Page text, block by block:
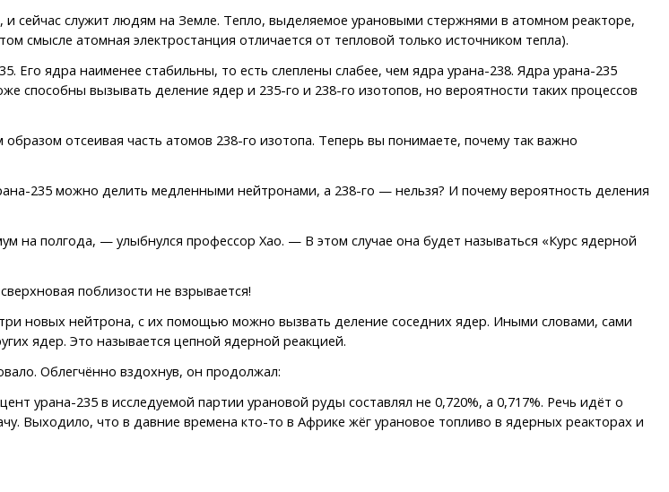
сейчас служит людям на Земле. Тепло, выделяемое урановыми стержнями в атомном реакторе,
смысле атомная электростанция отличается от тепловой только источником тепла).
ядра наименее стабильны, то есть слеплены слабее, чем ядра урана-238. Ядра урана-235
вызывать деление ядер и 235-го и 238-го изотопов, но вероятности таких процессов
отсеивая часть атомов 238-го изотопа. Теперь вы понимаете, почему так важно
235 можно делить медленными нейтронами, а 238-го — нельзя? И почему вероятность деления
на полгода, — улыбнулся профессор Хао. — В этом случае она будет называться «Курс ядерной
поблизости не взрывается!
новых нейтрона, с их помощью можно вызвать деление соседних ядер. Иными словами, сами
ядер. Это называется цепной ядерной реакцией.
Облегчённо вздохнув, он продолжал:
урана-235 в исследуемой партии урановой руды составлял не 0,720%, а 0,717%. Речь идёт о
Выходило, что в давние времена кто-то в Африке жёг урановое топливо в ядерных реакторах и